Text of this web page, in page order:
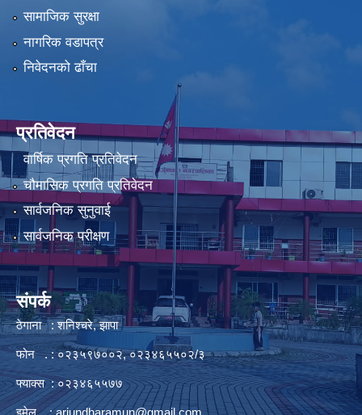
सामाजिक सुरक्षा
नागरिक वडापत्र
निवेदनको ढाँचा
प्रतिवेदन
वार्षिक प्रगति प्रतिवेदन
चौमासिक प्रगति प्रतिवेदन
सार्वजनिक सुनुवाई
सार्वजनिक परीक्षण
संपर्क
ठेगाना : शनिश्चरे, झापा
फोन . : ०२३५९७००२, ०२३४६५५०२/३
फ्याक्स : ०२३४६५५७७
इमेल :arjundharamun@gmail.com